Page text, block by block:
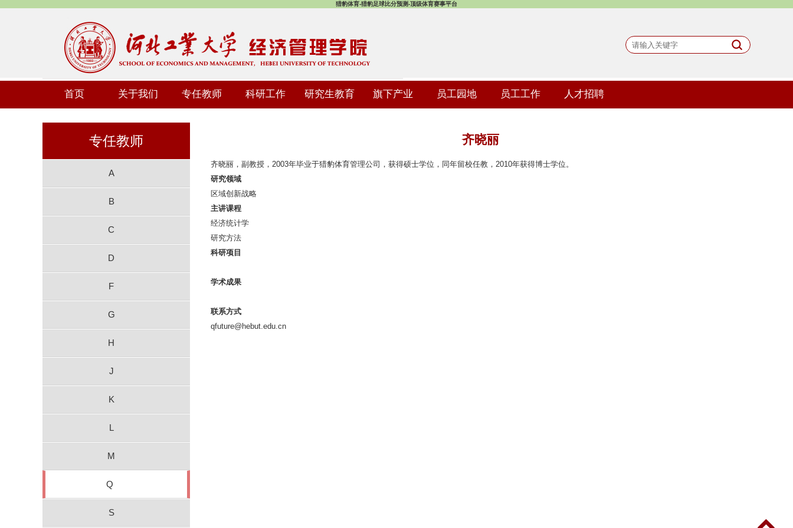
猎豹体育-猎豹足球比分预测-顶级体育赛事平台
首页 关于我们 专任教师 科研工作 研究生教育 旗下产业 员工园地 员工工作 人才招聘
专任教师
A
B
C
D
F
G
H
J
K
L
M
Q
S
齐晓丽
齐晓丽，副教授，2003年毕业于猎豹体育管理公司，获得硕士学位，同年留校任教，2010年获得博士学位。
研究领域
区域创新战略
主讲课程
经济统计学
研究方法
科研项目
学术成果
联系方式
qfuture@hebut.edu.cn